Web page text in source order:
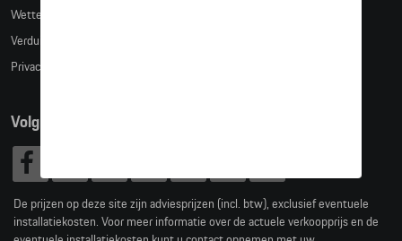
Wettelijke bepalingen
Verduidelijking kledingmaten
Privacybeleid
Volg Ons
De prijzen op deze site zijn adviesprijzen (incl. btw), exclusief eventuele
installatiekosten. Voor meer informatie over de actuele verkoopprijs en de